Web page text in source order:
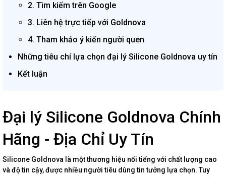
2. Tìm kiếm trên Google
3. Liên hệ trực tiếp với Goldnova
4. Tham khảo ý kiến người quen
Những tiêu chí lựa chọn đại lý Silicone Goldnova uy tín
Kết luận
Đại lý Silicone Goldnova Chính
Hãng - Địa Chỉ Uy Tín
Silicone Goldnova là một thương hiệu nổi tiếng với chất lượng cao
và độ tin cậy, được nhiều người tiêu dùng tin tưởng lựa chọn. Tuy